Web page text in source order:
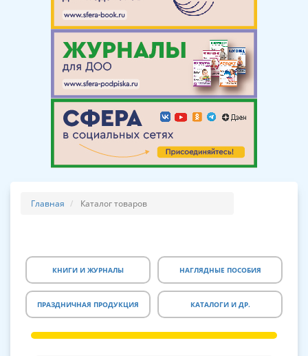
Главная Каталог товаров
КНИГИ И ЖУРНАЛЫ НАГЛЯДНЫЕ ПОСОБИЯ
ПРАЗДНИЧНАЯ ПРОДУКЦИЯ КАТАЛОГИ И ДР.